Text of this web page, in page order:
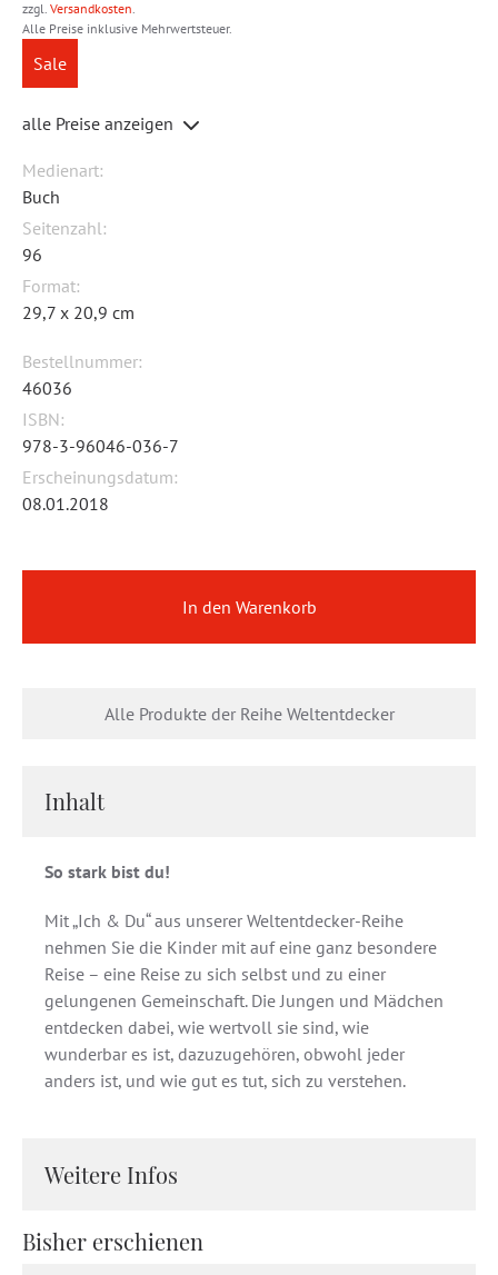
zzgl. Versandkosten.
Alle Preise inklusive Mehrwertsteuer.
Sale
alle Preise anzeigen
Medienart:
Buch
Seitenzahl:
96
Format:
29,7 x 20,9 cm
Bestellnummer:
46036
ISBN:
978-3-96046-036-7
Erscheinungsdatum:
08.01.2018
Alle Produkte der Reihe Weltentdecker
In den Warenkorb
Inhalt
So stark bist du!
Mit „Ich & Du“ aus unserer Weltentdecker-Reihe
nehmen Sie die Kinder mit auf eine ganz besondere
Reise – eine Reise zu sich selbst und zu einer
gelungenen Gemeinschaft. Die Jungen und Mädchen
entdecken dabei, wie wertvoll sie sind, wie
wunderbar es ist, dazuzugehören, obwohl jeder
anders ist, und wie gut es tut, sich zu verstehen.
Weitere Infos
Bisher erschienen